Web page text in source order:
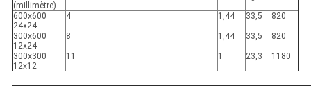
(millimètre)
600x600
24x24
4 1,44 33,5 820
300x600
12x24
8 1,44 33,5 820
300x300
12x12
11 1 23,3 1180